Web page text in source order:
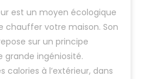
est un moyen écologique
chauffer votre maison. Son
sur un principe
grande ingéniosité.
calories à l’extérieur, dans